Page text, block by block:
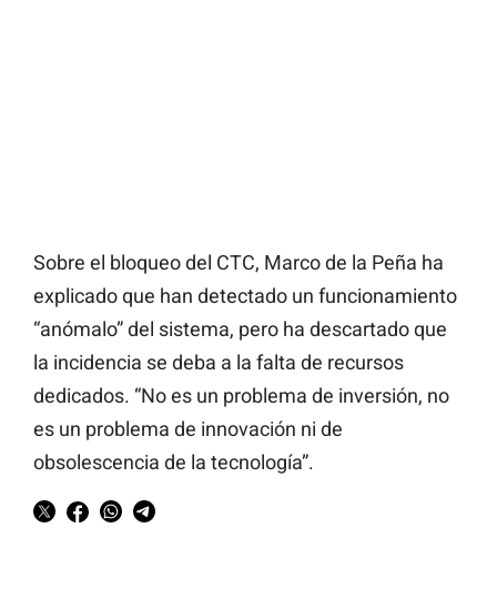
Sobre el bloqueo del CTC, Marco de la Peña ha
explicado que han detectado un funcionamiento
“anómalo” del sistema, pero ha descartado que
la incidencia se deba a la falta de recursos
dedicados. “No es un problema de inversión, no
es un problema de innovación ni de
obsolescencia de la tecnología”.